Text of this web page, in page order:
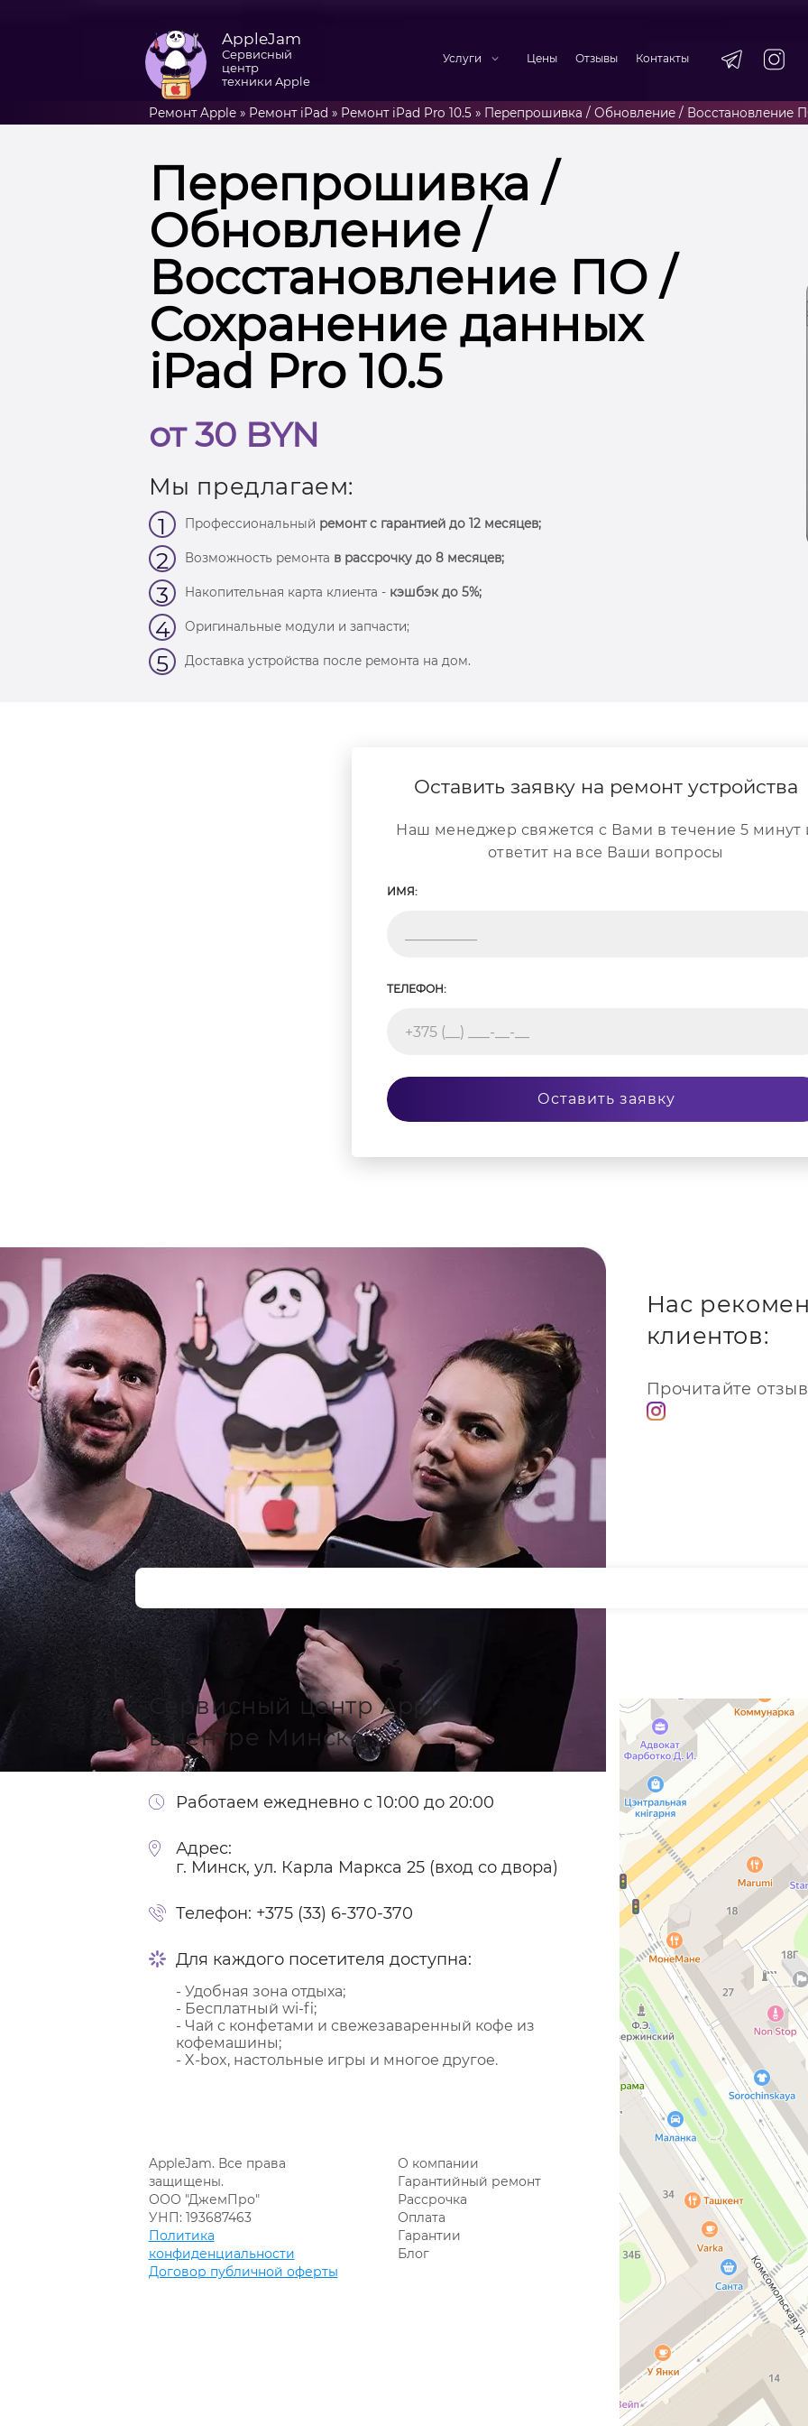
AppleJam
Сервисный
центр
техники Apple
Услуги Цены Отзывы Контакты
Ремонт Apple» Ремонт iPad » Ремонт iPad Pro 10.5 » Перепрошивка / Обновление / Восстановление
Перепрошивка /
Обновление /
Восстановление ПО /
Сохранение данных
iPad Pro 10.5
от 30 BYN
Мы предлагаем:
1 Профессиональный ремонт с гарантией до 12 месяцев;
2 Возможность ремонта в рассрочку до 8 месяцев;
3 Накопительная карта клиента - кэшбэк до 5%;
4 Оригинальные модули и запчасти;
5 Доставка устройства после ремонта на дом.
Оставить заявку на ремонт устройства
Наш менеджер свяжется с Вами в течение 5 минут
ответит на все Ваши вопросы
ИМЯ:
ТЕЛЕФОН:
Оставить заявку
Нас
клиентов:
Прочитайте
Сервисный центр Apple
в центре Минска
Работаем ежедневно с 10:00 до 20:00
Адрес:
г. Минск, ул. Карла Маркса 25 (вход со двора)
Телефон: +375 (33) 6-370-370
Для каждого посетителя доступна:
- Удобная зона отдыха;
- Бесплатный wi-fi;
- Чай с конфетами и свежезаваренный кофе из
кофемашины;
- X-box, настольные игры и многое другое.
AppleJam. Все права
защищены.
ООО "ДжемПро"
УНП: 193687463
Политика
конфиденциальности
Договор публичной оферты
О компании
Гарантийный ремонт
Рассрочка
Оплата
Гарантии
Блог